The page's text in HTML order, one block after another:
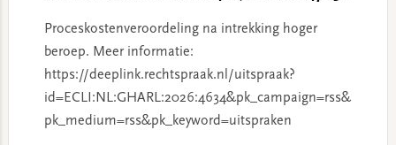
Proceskostenveroordeling na intrekking hoger
beroep. Meer informatie:
https://deeplink.rechtspraak.nl/uitspraak?
id=ECLI:NL:GHARL:2026:4634&pk_campaign=rss&
pk_medium=rss&pk_keyword=uitspraken